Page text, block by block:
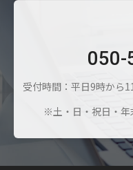
050-
受付時間：平日9時から
※土・日・祝日・年